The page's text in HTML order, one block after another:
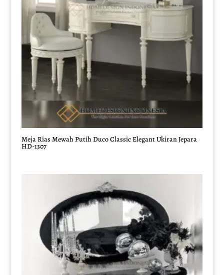
Meja Rias Mewah Putih Duco Classic Elegant Ukiran Jepara
HD-1307